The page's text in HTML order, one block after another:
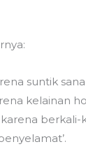
suntik
kelainan
berkali-